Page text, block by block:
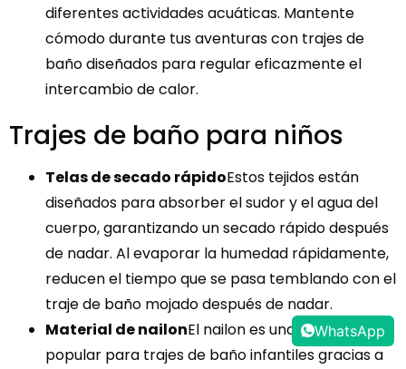
diferentes actividades acuáticas. Mantente
cómodo durante tus aventuras con trajes de
baño diseñados para regular eficazmente el
intercambio de calor.
Trajes de baño para niños
Telas de secado rápidoEstos tejidos están
diseñados para absorber el sudor y el agua del
cuerpo, garantizando un secado rápido después
de nadar. Al evaporar la humedad rápidamente,
reducen el tiempo que se pasa temblando con el
traje de baño mojado después de nadar.
Material de nailonEl nailon es una opción
popular para trajes de baño infantiles gracias a
WhatsApp